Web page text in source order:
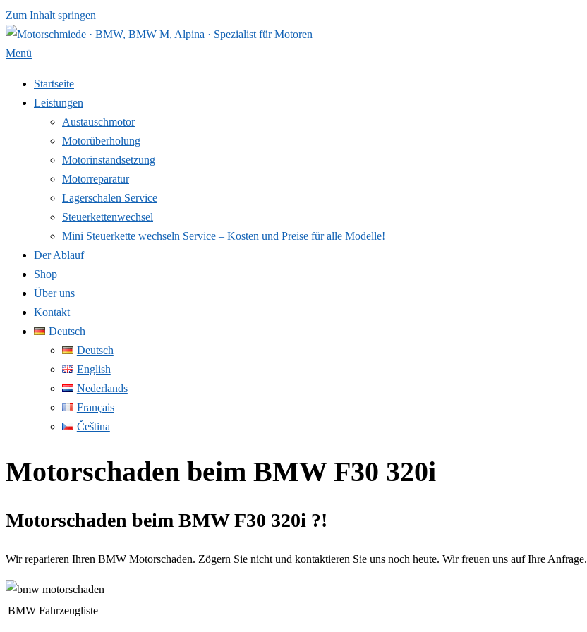
Zum Inhalt springen
Menü
Startseite
Leistungen
Austauschmotor
Motorüberholung
Motorinstandsetzung
Motorreparatur
Lagerschalen Service
Steuerkettenwechsel
Mini Steuer­kette wechseln Service – Kosten und Preise für alle Modelle!
Der Ablauf
Shop
Über uns
Kontakt
Deutsch
Deutsch
English
Nederlands
Français
Čeština
Motorschaden beim BMW F30 320i
Motorschaden beim BMW F30 320i ?!
Wir reparieren Ihren BMW Motorschaden. Zögern Sie nicht und kontaktieren Sie uns noch heute. Wir freuen uns auf Ihre Anfrage.
BMW Fahrzeugliste